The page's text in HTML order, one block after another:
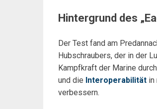
Hintergrund des
Der Test fand am
Hubschraubers, der in der
Kampfkraft der Marine
und die Interoperabilität in
verbessern.